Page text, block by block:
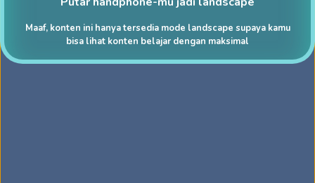
Maaf, konten ini hanya tersedia mode landscape supaya kamu
bisa lihat konten belajar dengan maksimal